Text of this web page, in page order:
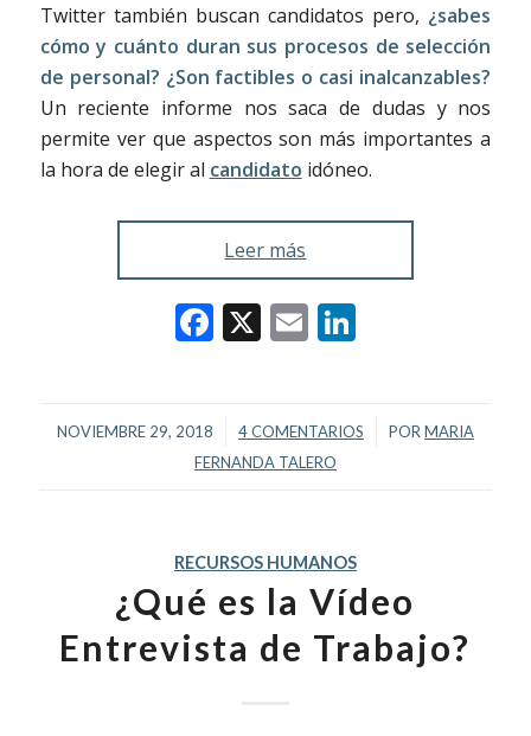
Twitter también buscan candidatos pero, ¿sabes
cómo y cuánto duran sus procesos de selección
de personal? ¿Son factibles o casi inalcanzables?
Un reciente informe nos saca de dudas y nos
permite ver que aspectos son más importantes a
la hora de elegir al candidato idóneo.
Leer más
Facebook
X EmailLinkedIn
NOVIEMBRE 29, 2018
/ 4 COMENTARIOS
/ POR MARIA
FERNANDA TALERO
RECURSOS HUMANOS
¿Qué es la Vídeo
Entrevista de Trabajo?